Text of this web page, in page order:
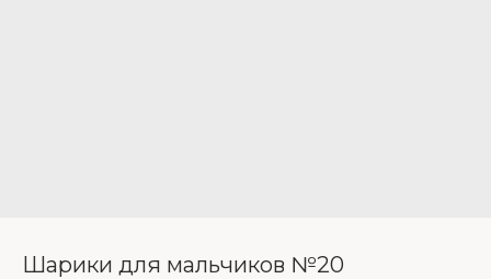
Шарики для мальчиков №20